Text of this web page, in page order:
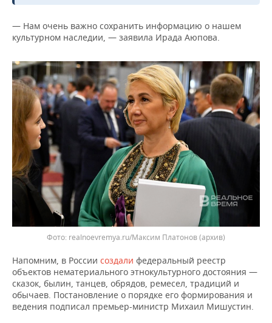
ХОККЕЙ С МЯЧОМ
ПРОИСШЕСТВИЯ
— Нам очень важно сохранить информацию о нашем
культурном наследии, — заявила Ирада Аюпова.
realnoevremya.ru/Максим Платонов (архив)
Напомним, в России создали федеральный реестр
объектов нематериального этнокультурного достояния —
сказок, былин, танцев, обрядов, ремесел, традиций и
обычаев. Постановление о порядке его формирования и
ведения подписал премьер-министр Михаил Мишустин.